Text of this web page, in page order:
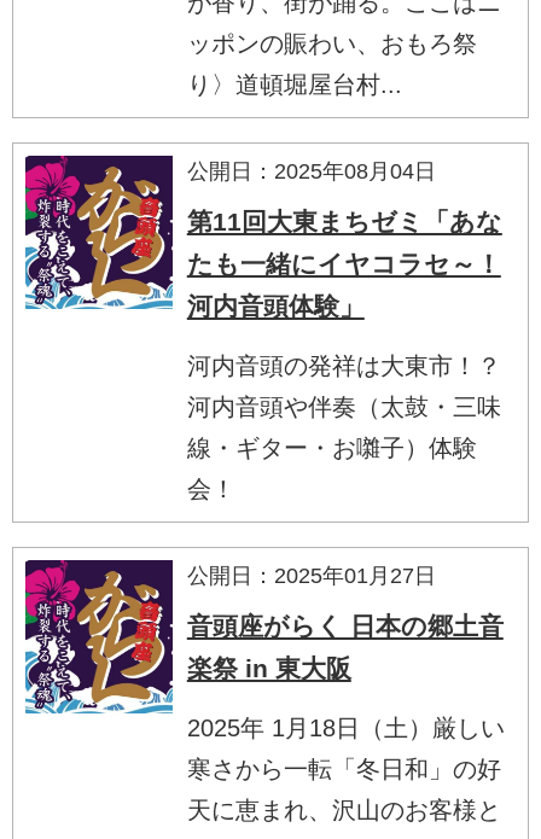
ッポンの賑わい、おもろ祭
り〉道頓堀屋台村...
公開日：2025年08月04日
第11回大東まちゼミ「あな
たも一緒にイヤコラセ～！
河内音頭体験」
河内音頭の発祥は大東市！？
​河内音頭や伴奏（太鼓・三味
線・ギター・お囃子）体験
会！
公開日：2025年01月27日
音頭座がらく 日本の郷土音
楽祭 in 東大阪
2025年 1月18日（土）厳しい
寒さから一転「冬日和」の好
天に恵まれ、沢山のお客様と